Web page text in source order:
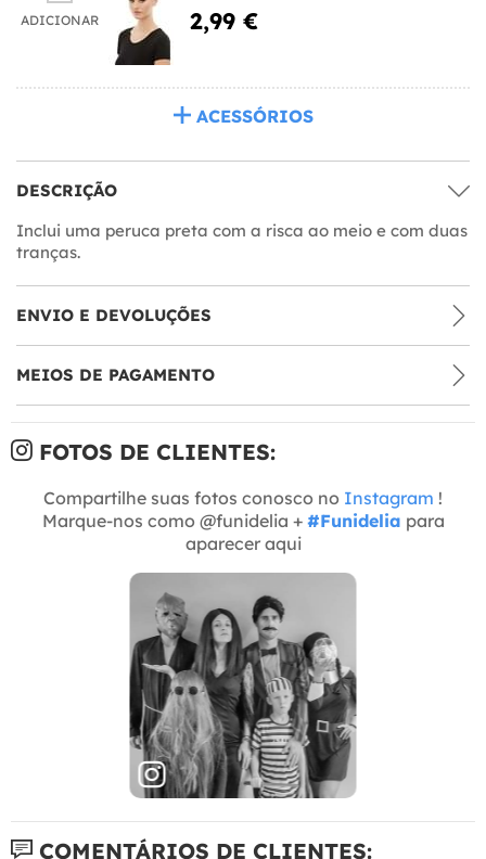
ADICIONAR 2,99 €
ACESSÓRIOS
DESCRIÇÃO
Inclui uma peruca preta com a risca ao meio e com duas
tranças.
ENVIO E DEVOLUÇÕES
MEIOS DE PAGAMENTO
FOTOS DE CLIENTES:
Compartilhe suas fotos conosco no Instagram !
Marque-nos como @funidelia + #Funidelia para
aparecer aqui
COMENTÁRIOS DE CLIENTES: